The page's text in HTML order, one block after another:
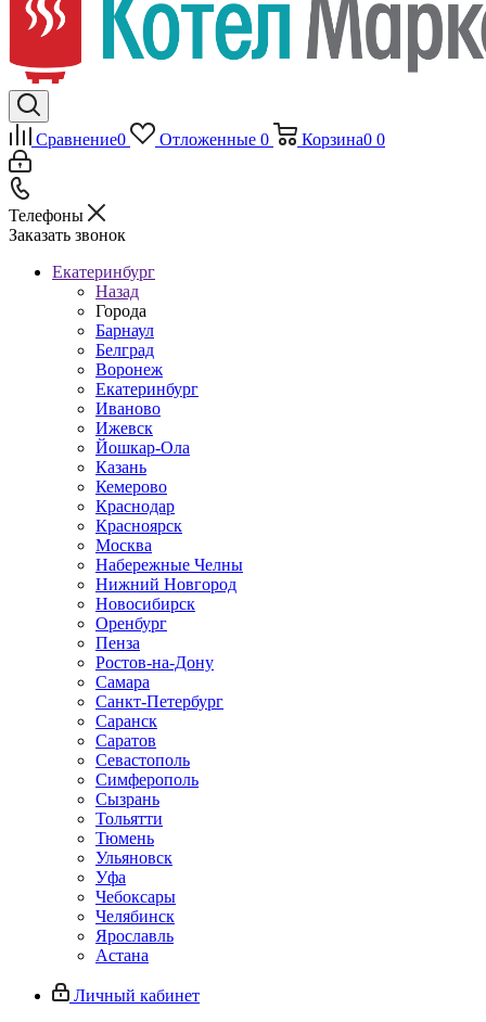
Сравнение0 Отложенные 0 Корзина0 0
Телефоны
Заказать звонок
Екатеринбург
Назад
Города
Барнаул
Белград
Воронеж
Екатеринбург
Иваново
Ижевск
Йошкар-Ола
Казань
Кемерово
Краснодар
Красноярск
Москва
Набережные Челны
Нижний Новгород
Новосибирск
Оренбург
Пенза
Ростов-на-Дону
Самара
Санкт-Петербург
Саранск
Саратов
Севастополь
Симферополь
Сызрань
Тольятти
Тюмень
Ульяновск
Уфа
Чебоксары
Челябинск
Ярославль
Астана
Личный кабинет